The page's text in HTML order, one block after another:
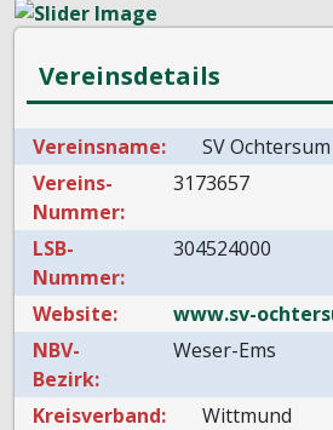
Vereinsdetails
Vereinsname:
SV Ochtersum
Vereins-
Nummer:
3173657
LSB-
Nummer:
304524000
Website:
www.sv-
NBV-
Bezirk:
Weser-Ems
Kreisverband:
Wittmund